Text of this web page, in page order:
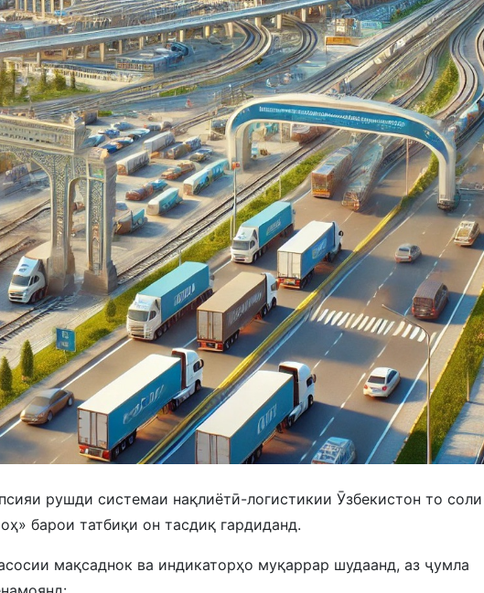
рушди системаи нақлиётӣ-логистикии Ӯзбекистон то соли
барои татбиқи он тасдиқ гардиданд.
мақсаднок ва индикаторҳо муқаррар шудаанд, аз ҷумла